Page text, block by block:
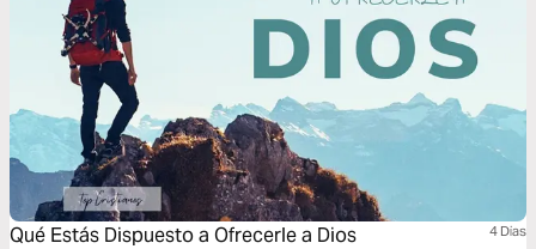
Qué Estás Dispuesto a Ofrecerle a Dios 4 Dias